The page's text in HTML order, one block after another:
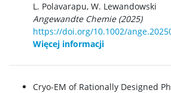
L. Polavarapu, W. Lewandowski
Angewandte Chemie (2025)
https://doi.org/10.1002/
Więcej informacji
Cryo-EM of Rationally Designed